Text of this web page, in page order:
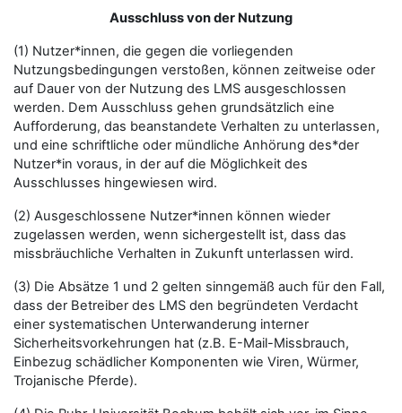
Ausschluss von der Nutzung
(1) Nutzer*innen, die gegen die vorliegenden
Nutzungsbedingungen verstoßen, können zeitweise oder
auf Dauer von der Nutzung des LMS ausgeschlossen
werden. Dem Ausschluss gehen grundsätzlich eine
Aufforderung, das beanstandete Verhalten zu unterlassen,
und eine schriftliche oder mündliche Anhörung des*der
Nutzer*in voraus, in der auf die Möglichkeit des
Ausschlusses hingewiesen wird.
(2) Ausgeschlossene Nutzer*innen können wieder
zugelassen werden, wenn sichergestellt ist, dass das
missbräuchliche Verhalten in Zukunft unterlassen wird.
(3) Die Absätze 1 und 2 gelten sinngemäß auch für den Fall,
dass der Betreiber des LMS den begründeten Verdacht
einer systematischen Unterwanderung interner
Sicherheitsvorkehrungen hat (z.B. E-Mail-Missbrauch,
Einbezug schädlicher Komponenten wie Viren, Würmer,
Trojanische Pferde).